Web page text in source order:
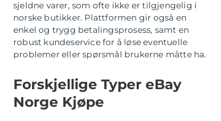
sjeldne varer, som ofte ikke er tilgjengelig i
norske butikker. Plattformen gir også en
enkel og trygg betalingsprosess, samt en
robust kundeservice for å løse eventuelle
problemer eller spørsmål brukerne måtte ha.
Forskjellige Typer eBay
Norge Kjøpe